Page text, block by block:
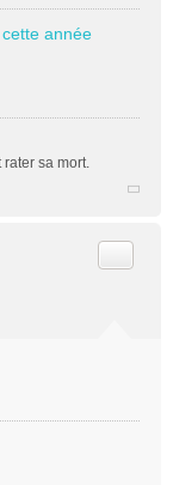
année
sa mort.